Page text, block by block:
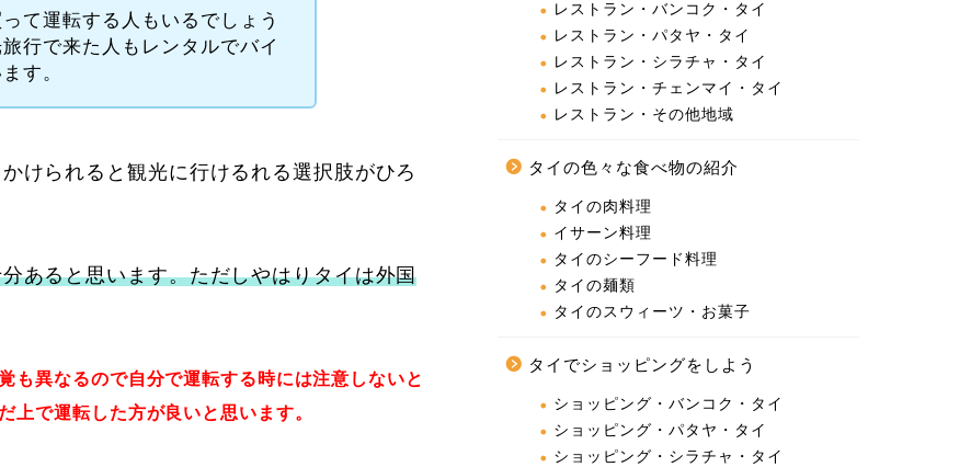
て運転する人もいるでしょう
行で来た人もレンタルでバイ
す。
けられると観光に行けるれる選択肢がひろ
あると思います。ただしやはりタイは外国
も異なるので自分で運転する時には注意しないと
上で運転した方が良いと思います。
レストラン・バンコク・タイ
レストラン・パタヤ・タイ
レストラン・シラチャ・タイ
レストラン・チェンマイ・タイ
レストラン・その他地域
タイの色々な食べ物の紹介
タイの肉料理
イサーン料理
タイのシーフード料理
タイの麺類
タイのスウィーツ・お菓子
タイでショッピングをしよう
ショッピング・バンコク・タイ
ショッピング・パタヤ・タイ
ショッピング・シラチャ・タイ